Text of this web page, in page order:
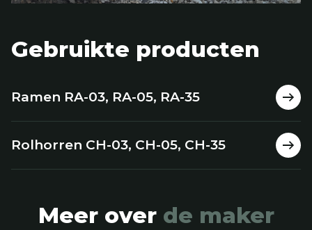
Gebruikte producten
Ramen RA-03, RA-05, RA-35
Rolhorren CH-03, CH-05, CH-35
Meer over de maker